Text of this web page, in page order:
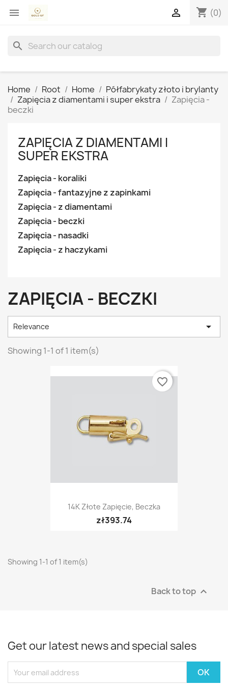
 shopping_cart (0)

search
Home Root Home
Półfabrykaty złoto i brylanty
Zapięcia z diamentami i super ekstra
Zapięcia -
beczki
ZAPIĘCIA Z DIAMENTAMI I
SUPER EKSTRA
Zapięcia - koraliki
Zapięcia - fantazyjne z zapinkami
Zapięcia - z diamentami
Zapięcia - beczki
Zapięcia - nasadki
Zapięcia - z haczykami
ZAPIĘCIA - BECZKI
Relevance 
Showing 1-1 of 1 item(s)
14K Złote Zapięcie, Beczka
zł393.74
favorite_border
Showing 1-1 of 1 item(s)
Back to top 
Get our latest news and special sales